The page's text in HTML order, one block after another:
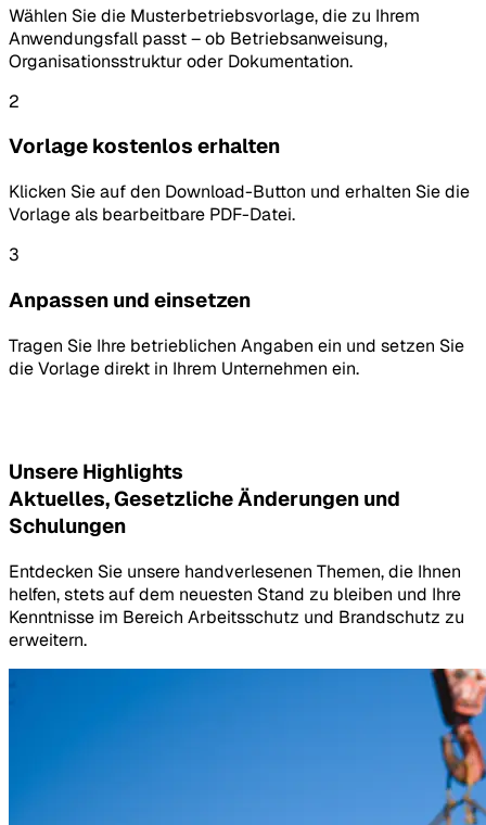
Wählen Sie die Musterbetriebsvorlage, die zu Ihrem
Anwendungsfall passt – ob Betriebsanweisung,
Organisationsstruktur oder Dokumentation.
2
Vorlage kostenlos erhalten
Klicken Sie auf den Download-Button und erhalten Sie die
Vorlage als bearbeitbare PDF-Datei.
3
Anpassen und einsetzen
Tragen Sie Ihre betrieblichen Angaben ein und setzen Sie
die Vorlage direkt in Ihrem Unternehmen ein.
Unsere Highlights
Aktuelles, Gesetzliche Änderungen und
Schulungen
Entdecken Sie unsere handverlesenen Themen, die Ihnen
helfen, stets auf dem neuesten Stand zu bleiben und Ihre
Kenntnisse im Bereich Arbeitsschutz und Brandschutz zu
erweitern.